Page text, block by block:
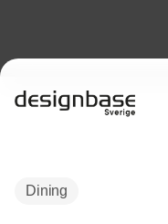
Dining